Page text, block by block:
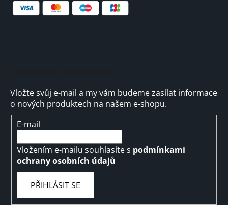
Vložte svůj e-mail a my vám budeme zasílat informace
o nových produktech na našem e-shopu.
E-mail
Vložením e-mailu souhlasíte s podmínkami
ochrany osobních údajů
PŘIHLÁSIT SE